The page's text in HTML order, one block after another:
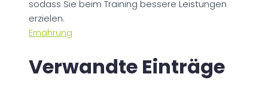
sodass Sie beim Training bessere Leistungen
erzielen.
Ernährung
Verwandte Einträge